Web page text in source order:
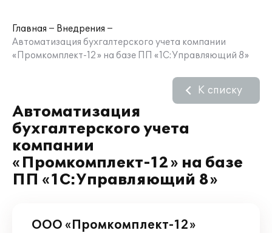
Главная
Внедрения
Автоматизация бухгалтерского учета компании
«Промкомплект-12» на базе ПП «1С:Управляющий 8»
Автоматизация
бухгалтерского учета
компании
«Промкомплект-12» на базе
ПП «1С:Управляющий 8»
К списку
ООО «Промкомплект-12»